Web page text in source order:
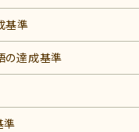
基準
達成基準
準